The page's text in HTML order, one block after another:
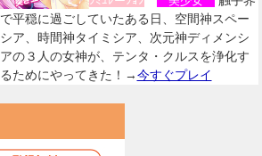
で平穏に過ごしていたある日、空間神スペー
シア、時間神タイミシア、次元神ディメンシ
アの３人の女神が、テンタ・クルスを浄化す
るためにやってきた！→今すぐプレイ